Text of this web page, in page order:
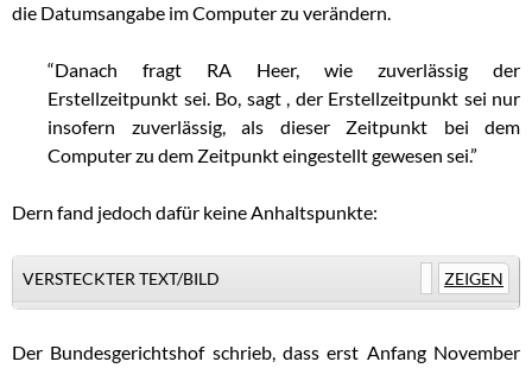
die Datumsangabe im Computer zu verändern.
“Danach fragt RA Heer, wie zuverlässig der
Erstellzeitpunkt sei. Bo, sagt , der Erstellzeitpunkt sei nur
insofern zuverlässig, als dieser Zeitpunkt bei dem
Computer zu dem Zeitpunkt eingestellt gewesen sei.”
Dern fand jedoch dafür keine Anhaltspunkte:
VERSTECKTER TEXT/BILD ZEIGEN
Der Bundesgerichtshof schrieb, dass erst Anfang November